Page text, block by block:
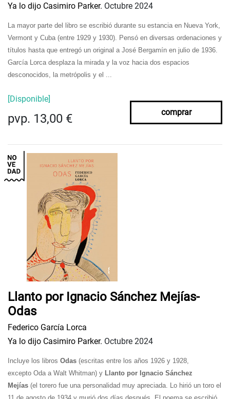
Ya lo dijo Casimiro Parker. Octubre 2024
La mayor parte del libro se escribió durante su estancia en Nueva York,
Vermont y Cuba (entre 1929 y 1930). Pensó en diversas ordenaciones y
títulos hasta que entregó un original a José Bergamín en julio de 1936.
García Lorca desplaza la mirada y la voz hacia dos espacios
desconocidos, la metrópolis y el ...
[Disponible]
pvp. 13,00 € comprar
Llanto por Ignacio Sánchez Mejías-
Odas
Federico García Lorca
Ya lo dijo Casimiro Parker. Octubre 2024
Incluye los libros Odas (escritas entre los años 1926 y 1928,
excepto Oda a Walt Whitman) y Llanto por Ignacio Sánchez
Mejías (el torero fue una personalidad muy apreciada. Lo hirió un toro el